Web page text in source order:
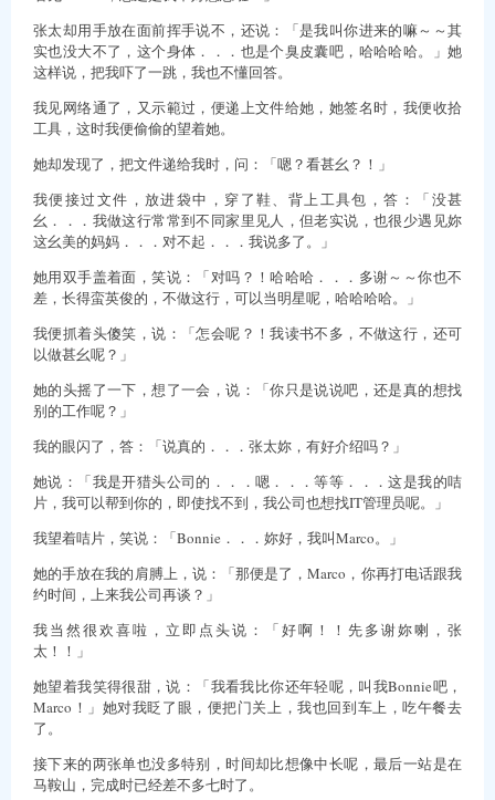
张太却用手放在面前挥手说不，还说：「是我叫你进来的嘛～～其
实也没大不了，这个身体．．．也是个臭皮囊吧，哈哈哈哈。」她
这样说，把我吓了一跳，我也不懂回答。
我见网络通了，又示範过，便递上文件给她，她签名时，我便收拾
工具，这时我便偷偷的望着她。
她却发现了，把文件递给我时，问：「嗯？看甚幺？！」
我便接过文件，放进袋中，穿了鞋、背上工具包，答：「没甚
幺．．．我做这行常常到不同家里见人，但老实说，也很少遇见妳
这幺美的妈妈．．．对不起．．．我说多了。」
她用双手盖着面，笑说：「对吗？！哈哈哈．．．多谢～～你也不
差，长得蛮英俊的，不做这行，可以当明星呢，哈哈哈哈。」
我便抓着头傻笑，说：「怎会呢？！我读书不多，不做这行，还可
以做甚幺呢？」
她的头摇了一下，想了一会，说：「你只是说说吧，还是真的想找
别的工作呢？」
我的眼闪了，答：「说真的．．．张太妳，有好介绍吗？」
她说：「我是开猎头公司的．．．嗯．．．等等．．．这是我的咭
片，我可以帮到你的，即使找不到，我公司也想找IT管理员呢。」
我望着咭片，笑说：「Bonnie．．．妳好，我叫Marco。」
她的手放在我的肩膊上，说：「那便是了，Marco，你再打电话跟我
约时间，上来我公司再谈？」
我当然很欢喜啦，立即点头说：「好啊！！先多谢妳喇，张
太！！」
她望着我笑得很甜，说：「我看我比你还年轻呢，叫我Bonnie吧，
Marco！」她对我眨了眼，便把门关上，我也回到车上，吃午餐去
了。
接下来的两张单也没多特别，时间却比想像中长呢，最后一站是在
马鞍山，完成时已经差不多七时了。